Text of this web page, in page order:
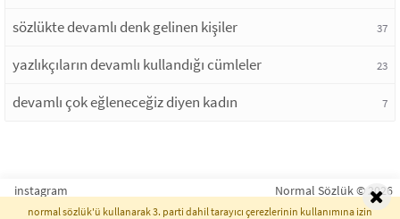
sözlükte devamlı denk gelinen kişiler 37
yazlıkçıların devamlı kullandığı cümleler 23
devamlı çok eğleneceğiz diyen kadın 7
instagram Normal Sözlük © 2026
normal sözlük'ü kullanarak 3. parti dahil tarayıcı çerezlerinin kullanımına izin